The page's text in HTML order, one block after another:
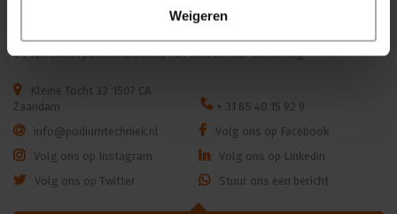
Weigeren
Dé specialist podiumtechniek; van schets naar uitvoering
Kleine Tocht 32 1507 CA
Zaandam
+ 31 85 40 15 92 9
info@podiumtechniek.nl
Volg ons op Facebook
Volg ons op Instagram
Volg ons op Linkedin
Volg ons op Twitter
Stuur ons een bericht